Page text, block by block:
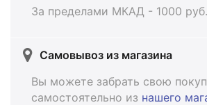
За пределами МКАД - 1000
Самовывоз из магазина
Вы можете забрать свою
самостоятельно из нашего